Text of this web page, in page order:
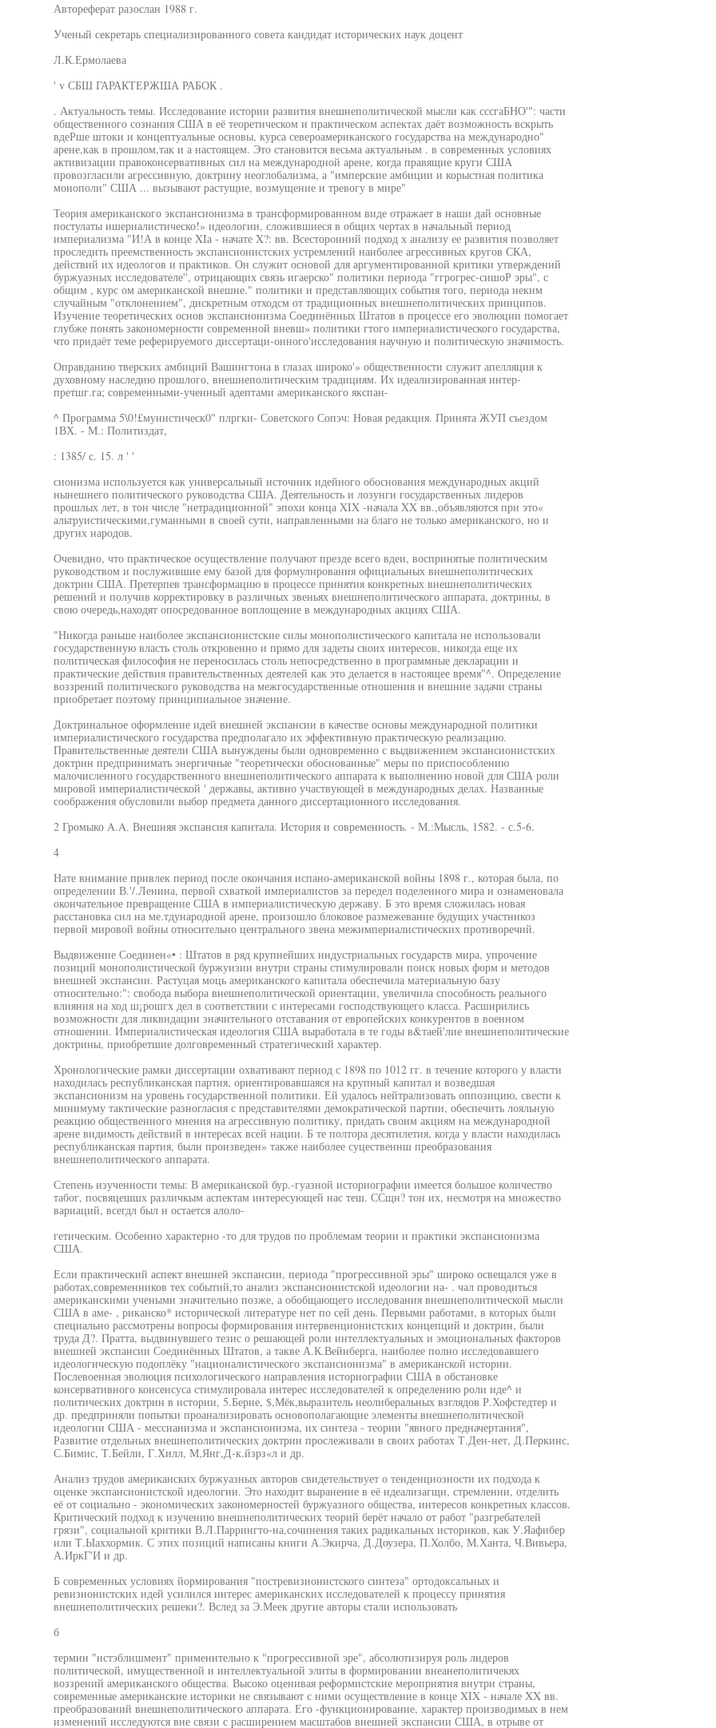
Автореферат разослан 1988 г.
Ученый секретарь специализированного совета кандидат исторических наук доцент
Л.К.Ермолаева
' v СБШ ГАРАКТЕРЖША РАБОК .
. Актуальность темы. Исследование истории развития внешнеполитической мысли как сссгаБНО'": части
общественного сознания США в её теоретическом и практическом аспектах даёт возможность вскрыть
вдеРше штоки и концептуальные основы, курса североамериканского государства на международно"
арене,как в прошлом,так и а настоящем. Это становится весьма актуальным . в современных условиях
активизации правоконсервативных сил на международной арене, когда правящие круги США
провозгласили агрессивную, доктрину неоглобализма, а "имперские амбиции и корыстная политика
монополи" США ... вызывают растущие, возмущение и тревогу в мире"
Теория американского экспансионизма в трансформированном виде отражает в наши дай основные
постулаты ишериалистическо!» идеологии, сложившиеся в общих чертах в начальный период
империализма "И!А в конце XIа - начате X?: вв. Всесторонний подход х анализу ее развития позволяет
проследить преемственность экспансионистских устремлений наиболее агрессивных кругов СКА,
действий их идеологов и практиков. Он служит основой для аргументированной критики утверждений
буржуазных исследователе'', отрицающих связь игаерско" политики периода "ггрогрес-сишоР эры", с
общим , курс ом американской внешне." политики и представляющих события того, периода неким
случайным "отклонением", дискретным отходсм от традиционных внешнеполитических принципов.
Изучение теоретических основ экспансионизма Соединённых Штатов в процессе его эволюции помогает
глубже понять закономерности современной вневш» политики гтого империалистического государства,
что придаёт теме реферируемого диссертаци-онного'исследования научную и политическую значимость.
Оправданию тверских амбиций Вашингтона в глазах широко'» общественности служит апелляция к
духовному наследию прошлого, внешнеполитическим традициям. Их идеализированная интер-
претшг.га; современными-ученный адептами американского якспан-
^ Программа 5\0!£мунистическ0" плргки- Советского Сопэч: Новая редакция. Принята ЖУП съездом
1ВХ. - М.: Политиздат,
: 1385/ с. 15. л ' '
сионизма используется как универсальный источник идейного обоснования международных акций
нынешнего политического руководства США. Деятельность и лозунги государственных лидеров
прошлых лет, в тон числе "нетрадиционной" эпохи конца XIX -начала XX вв.,объявляются при это«
альтруистическими,гуманными в своей сути, направленными на благо не только американского, но и
других народов.
Очевидно, что практическое осуществление получают презде всего вдеи, воспринятые политическим
руководством и послужившие ему базой для формулирования официальных внешнеполитических
доктрин США. Претерпев трансформацию в процессе принятия конкретных внешнеполитических
решений и получив корректировку в различных звеньях внешнеполитического аппарата, доктрины, в
свою очередь,находят опосредованное воплощение в международных акциях США.
"Никогда раньше наиболее экспансионистские силы монополистического капитала не использовали
государственную власть столь откровенно и прямо для задеты своих интересов, никогда еще их
политическая философия не переносилась столь непосредственно в программные декларации и
практические действия правительственных деятелей как это делается в настоящее время"^. Определение
воззрений политического руководства на межгосударственные отношения и внешние задачи страны
приобретает поэтому принципиальное значение.
Доктринальное оформление идей внешней экспансии в качестве основы международной политики
империалистического государства предполагало их эффективную практическую реализацию.
Правительственные деятели США вынуждены были одновременно с выдвижением экспансионистских
доктрин предпринимать энергичные "теоретически обоснованные" меры по приспособлению
малочисленного государственного внешнеполитического аппарата к выполнению новой для США роли
мировой империалистической ' державы, активно участвующей в международных делах. Названные
соображения обусловили выбор предмета данного диссертационного исследования.
2 Громыко A.A. Внешняя экспансия капитала. История и современность. - М.:Мысль, 1582. - с.5-6.
4
Нате внимание привлек период после окончания испано-американской войны 1898 г., которая была, по
определении В.'/.Ленина, первой схваткой империалистов за передел поделенного мира и ознаменовала
окончательное превращение США в империалистическую державу. Б это время сложилась новая
расстановка сил на ме.тдународной арене, произошло блоковое размежевание будущих участникоз
первой мировой войны относительно центрального звена межимпериалистических противоречий.
Выдвижение Соединен«• : Штатов в ряд крупнейших индустриальных государств мира, упрочение
позиций монополистической буржуизии внутри страны стимулировали поиск новых форм и методов
внешней экспансии. Растуцая моць американского капитала обеспечила материальную базу
относительно:": свобода выбора внешнеполитической ориентации, увеличила способность реального
влияния на ход ш¡рошгх дел в соответствии с интересами господствующего класса. Расширились
возможности для ликвидации значительного отставания от европейских конкурентов в военном
отношении. Империалистическая идеология США выработала в те годы в&таей'лие внешнеполитические
доктрины, приобретшие долговременный стратегический характер.
Хронологические рамки диссертации охвативают период с 1898 по 1012 гг. в течение которого у власти
находилась республиканская партия, ориентировавшаяся на крупный капитал и возведшая
экспансионизм на уровень государственной политики. Ей удалось нейтрализовать оппозицию, свести к
минимуму тактические разногласия с представителями демократической партии, обеспечить лояльную
реакцию общественного мнения на агрессивную политику, придать своим акциям на международной
арене видимость действий в интересах всей нации. Б те полтора десятилетия, когда у власти находилась
республиканская партия, были произведен» также наиболее суцественнш преобразования
внешнеполитического аппарата.
Степень изученности темы: В американской бур.-гуазной историографии имеется большое количество
табог, посвяцешшх различкым аспектам интересующей нас теш. ССщн? тон их, несмотря на множество
вариаций, всегдл был н остается алоло-
гетическим. Особенно характерно -то для трудов по проблемам теории и практики экспансионизма
США.
Если практический аспект внешней экспансии, периода "прогрессивной эры" широко освещался уже в
работах,современников тех событий,то анализ экспансионистской идеологии на- . чал проводиться
американскими учеными значительно позже, а обобщающего исследования внешнеполитической мысли
США в аме- , риканско* исторической литературе нет по сей день. Первыми работами, в которых были
специально рассмотрены вопросы формирования интервенционистских концепций и доктрин, были
труда Д?. Пратта, выдвинувшего тезис о решающей роли интеллектуальных и эмоциональных факторов
внешней экспансии Соединённых Штатов, а такве А.К.Вейнберга, наиболее полно исследовавшего
идеологическую подоплёку "националистического экспансионизма" в американской истории.
Послевоенная эволюция психологического направления историографии США в обстановке
консервативного консенсуса стимулировала интерес исследователей к определению роли иде^ и
политических доктрин в истории, 5.Берне, $,Мёк,выразитель неолиберальных взглядов Р.Хофстедтер и
др. предприняли попытки проанализировать основополагающие элементы внешнеполитической
идеологии США - мессианизма и экспансионизма, их синтеза - теории "явного предначертания",
Развитие отдельных внешнеполитических доктрин прослеживали в своих работах Т.Ден-нет, Д.Перкинс,
С.Бимис, Т.Бейли, Г.Хилл, М,Янг,Д-к.йзрз«л и др.
Анализ трудов американских буржуазных авторов свидетельствует о тенденциозности их подхода к
оценке экспансионистской идеологии. Это находит выранение в её идеализагщи, стремлении, отделить
её от социально - экономических закономерностей буржуазного общества, интересов конкретных классов.
Критический подход к изучению внешнеполитических теорий берёт начало от работ "разгребателей
грязи", социальной критики В.Л.Паррингто-на,сочинения таких радикальных историков, как У.Яафибер
или Т.Ыаххормик. С этих позиций написаны книги А.Экирча, Д.Доузера, П.Холбо, М.Ханта, Ч.Вивьера,
А.ИркГ'И и др.
Б современных условиях йормирования "постревизионистского синтеза" ортодоксальных и
ревизионистских идей усилился интерес американских исследователей к процессу принятия
внешнеполитических решеки?. Вслед за Э.Меек другие авторы стали использовать
б
термин "истэблишмент" применительно к "прогрессивной эре", абсолютизируя роль лидеров
политической, имущественной и интеллектуальной элиты в формировании внеанеполитичекях
воззрений американского общества. Высоко оценивая реформистские мероприятия внутри страны,
современные американские историки не связывают с ними осуществление в конце XIX - начале XX вв.
преобразований внешнеполитического аппарата. Его -функционирование, характер производимых в нем
изменений исследуются вне связи с расширением масштабов внешней экспансии США, в отрыве от